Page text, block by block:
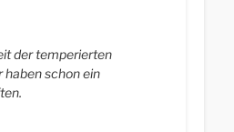
der temperierten
haben schon ein